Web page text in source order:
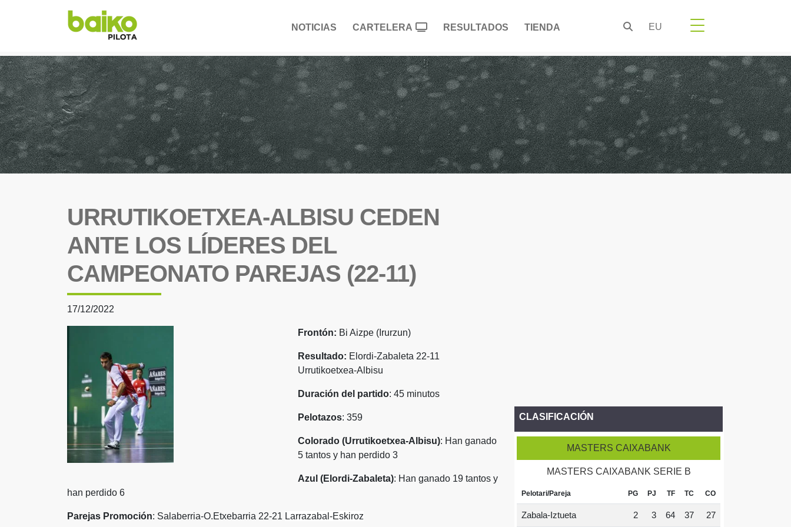
NOTICIAS CARTELERA RESULTADOS TIENDA EU
URRUTIKOETXEA-ALBISU CEDEN
ANTE LOS LÍDERES DEL
CAMPEONATO PAREJAS (22-11)
17/12/2022
Frontón: Bi Aizpe (Irurzun)
Resultado: Elordi-Zabaleta 22-11
Urrutikoetxea-Albisu
Duración del partido: 45 minutos
Pelotazos: 359
Colorado (Urrutikoetxea-Albisu): Han ganado
5 tantos y han perdido 3
Azul (Elordi-Zabaleta): Han ganado 19 tantos y
han perdido 6
Parejas Promoción: Salaberria-O.Etxebarria 22-21 Larrazabal-Eskiroz
CLASIFICACIÓN
MASTERS CAIXABANK
MASTERS CAIXABANK SERIE B
Pelotari/Pareja PG PJ TF TC CO
Zabala-Iztueta 2 3 64 37 27